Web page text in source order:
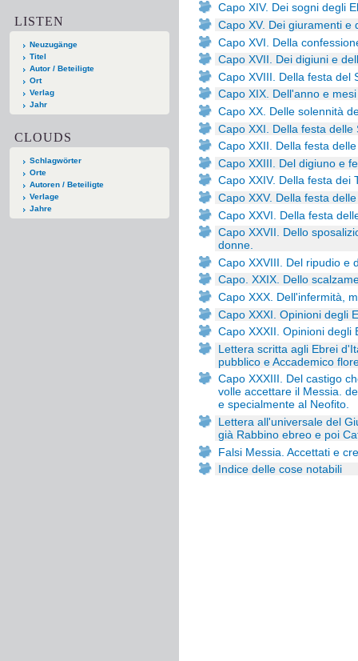
LISTEN
Neuzugänge
Titel
Autor / Beteiligte
Ort
Verlag
Jahr
CLOUDS
Schlagwörter
Orte
Autoren / Beteiligte
Verlage
Jahre
Capo XIV. Dei sogni degli
Capo XV. Dei giuramenti e
Capo XVI. Della
Capo XVII. Dei digiuni e
Capo XVIII. Della festa del
Capo XIX. Dell'anno e
Capo XX. Delle solennità
Capo XXI. Della festa
Capo XXII. Della festa
Capo XXIII. Del digiuno e
Capo XXIV. Della festa dei
Capo XXV. Della festa
Capo XXVI. Della festa
Capo XXVII. Dello
donne.
Capo XXVIII. Del ripudio e
Capo. XXIX. Dello
Capo XXX. Dell'infermità,
Capo XXXI. Opinioni degli
Capo XXXII. Opinioni degli
Lettera scritta agli Ebrei
pubblico e Accademico
Capo XXXIII. Del castigo
volle accettare il Messia.
e specialmente al Neofito.
Lettera all'universale del
già Rabbino ebreo e poi
Falsi Messia. Accettati e
Indice delle cose notabili